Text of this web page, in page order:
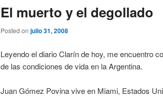
El muerto y el degollado
Posted on julio 31, 2008
Leyendo el diario Clarín de hoy, me encuentro
de las condiciones de vida en la Argentina.
Juan Gómez Povina vive en Miami, Estados